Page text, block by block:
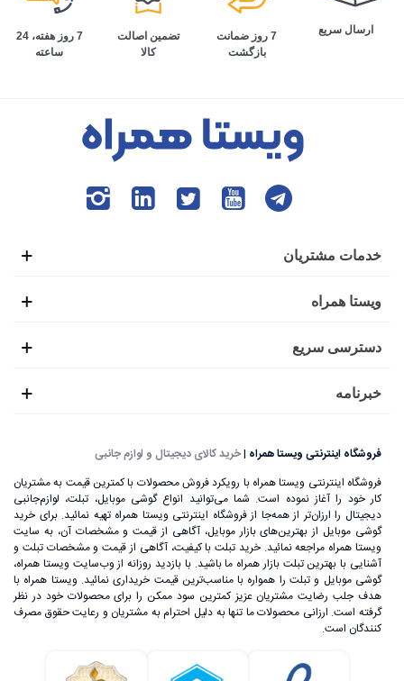
ارسال سریع
7 روز ضمانت
بازگشت
تضمین اصالت
کالا
7 روز هفته، 24
ساعته
خدمات مشتریان
ویستا همراه
دسترسی سریع
خبرنامه
فروشگاه اینترنتی ویستا همراه |خرید کالای دیجیتال و لوازم جانبی
فروشگاه اینترنتی ویستا همراه با رویکرد فروش محصولات با کمترین قیمت به مشتریان
کار خود را آغاز نموده است. شما می‌توانید انواع گوشی موبایل، تبلت، لوازم‌جانبی
دیجیتال را ارزان‌تر از همه‌جا از فروشگاه اینترنتی ویستا همراه تهیه نمائید. برای خرید
گوشی موبایل از بهترین‌های بازار موبایل، آگاهی از قیمت و مشخصات آن، به ‌سایت
ویستا همراه مراجعه نمائید. خرید تبلت با کیفیت، آگاهی از قیمت و مشخصات تبلت و
آشنایی با بهترین تبلت بازار همراه ما باشید. با بازدید روزانه از وب‌سایت ویستا همراه،
گوشی موبایل و تبلت را همواره با مناسب‌ترین قیمت خریداری نمائید. ویستا همراه با
هدف جلب رضایت مشتریان عزیز کمترین سود ممکن را برای محصولات خود در نظر
گرفته است. ارزانی محصولات ما تنها به دلیل احترام به مشتریان و رعایت حقوق مصرف
کنندگان است.